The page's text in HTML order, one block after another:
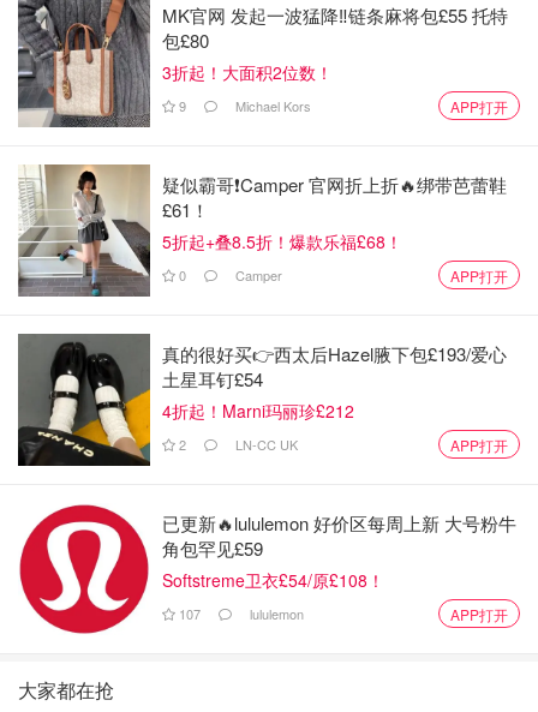
MK官网 发起一波猛降‼️链条麻将包£55 托特
包£80
3折起！大面积2位数！
9 Michael Kors APP打开
疑似霸哥❗️Camper 官网折上折🔥绑带芭蕾鞋
£61！
5折起+叠8.5折！爆款乐福£68！
0 Camper APP打开
真的很好买👉西太后Hazel腋下包£193/爱心
土星耳钉£54
4折起！Marni玛丽珍£212
2 LN-CC UK APP打开
已更新🔥lululemon 好价区每周上新 大号粉牛
角包罕见£59
Softstreme卫衣£54/原£108！
107 lululemon APP打开
大家都在抢